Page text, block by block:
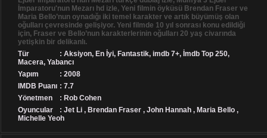
İmparatoru'nun Mezarı hd izle, Yeni filmin öyküsü Brendan Fraser ve
Maria Bello’nun oynadığı iki temel karakter ve artık büyümüş olan
oğulları çevresinde gelişiyor. Yeni filmde 10 yıl sonrası konu edildiği
için, Fraser ve Bello’nun karakterlerinin oğulları 20 yaş civarında
yetişkin bir delikanlı.
Tür
: Aksiyon, En İyi, Fantastik, imdb 7+, İmdb Top 250,
Macera, Yabancı
Yapım
: 2008
IMDB Puanı : 7.7
Yönetmen
: Rob Cohen
Oyuncular
: Jet Li , Brendan Fraser , John Hannah , Maria Bello ,
Michelle Yeoh